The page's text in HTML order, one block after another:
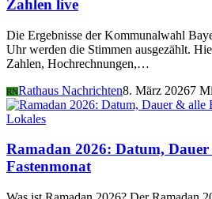
Zahlen live
Die Ergebnisse der Kommunalwahl
Uhr werden die Stimmen ausgezählt.
Zahlen, Hochrechnungen,…
RNRathaus Nachrichten8. März 20267
Lokales
Ramadan 2026: Datum,
Fastenmonat